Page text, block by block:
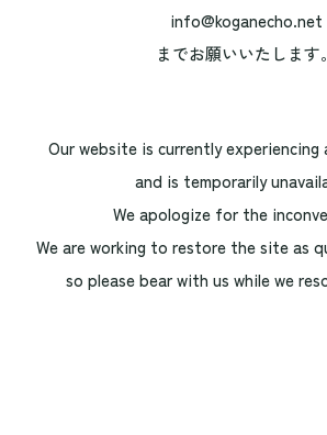
info@koganecho.net
までお願いいたします。
Our website is currently experiencing
and is temporarily
We apologize for the
We are working to restore the site as
so please bear with us while we